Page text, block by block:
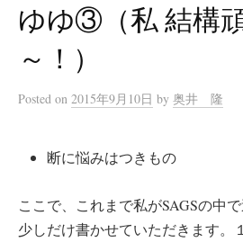
ゆゆ③（私 結構
～！）
Posted on 2015年9月10日 by 奥井 隆
断に悩みはつきもの
ここで、これまで私がSAGSの中
少しだけ書かせていただきます